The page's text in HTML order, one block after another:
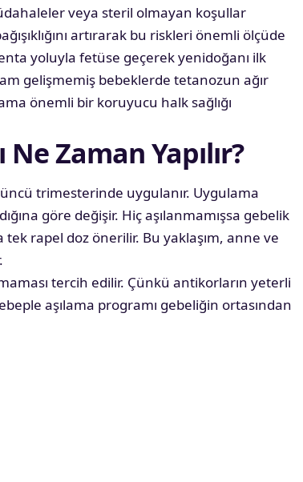
veya steril olmayan koşullar
artırarak bu riskleri önemli ölçüde
yoluyla fetüse geçerek yenidoğanı ilk
gelişmemiş bebeklerde tetanozun ağır
önemli bir koruyucu halk sağlığı
Zaman Yapılır?
trimesterinde uygulanır. Uygulama
göre değişir. Hiç aşılanmamışsa gebelik
tek rapel doz önerilir. Bu yaklaşım, anne ve
tercih edilir. Çünkü antikorların yeterli
aşılama programı gebeliğin ortasından